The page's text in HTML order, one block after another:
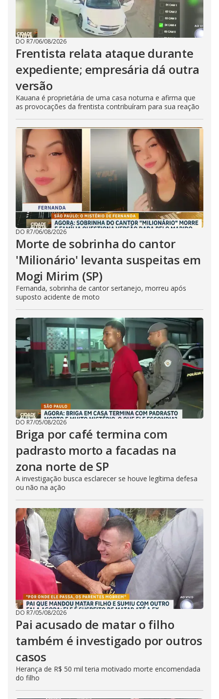
DO R7/06/08/2026
Frentista relata ataque durante
expediente; empresária dá outra
versão
Kauana é proprietária de uma casa noturna e afirma que
as provocações da frentista contribuíram para sua reação
DO R7/06/08/2026
Morte de sobrinha do cantor
'Milionário' levanta suspeitas em
Mogi Mirim (SP)
Fernanda, sobrinha de cantor sertanejo, morreu após
suposto acidente de moto
DO R7/05/08/2026
Briga por café termina com
padrasto morto a facadas na
zona norte de SP
A investigação busca esclarecer se houve legítima defesa
ou não na ação
DO R7/05/08/2026
Pai acusado de matar o filho
também é investigado por outros
casos
Herança de R$ 50 mil teria motivado morte encomendada
do filho